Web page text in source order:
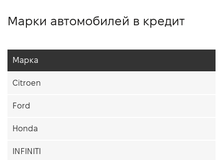
Марки автомобилей в кредит
Марка
Citroen
Ford
Honda
INFINITI